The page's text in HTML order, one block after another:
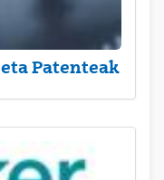
Patenteak